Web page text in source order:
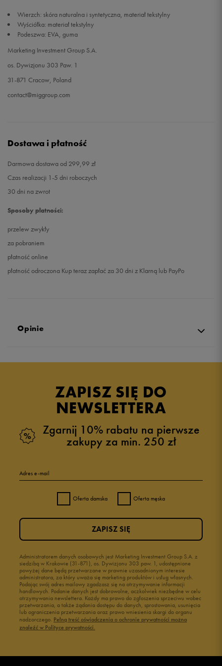
Wierzch: skóra naturalna i syntetyczna, materiał tekstylny
Wyściółka: materiał tekstylny
Podeszwa: EVA, guma
Marketing Investment Group S.A.
os. Dywizjonu 303 Paw. 1
31-871 Cracow, Poland
contact@miggroup.com
Dostawa i płatność
Darmowa dostawa od 299,99 zł
Czas realizacji 1-5 dni roboczych
30 dni na zwrot
Sposoby płatności:
przelew zwykły
za pobraniem
płatność online
płatność odroczona Kup teraz zapłać za 30 dni z Klarną lub PayPo
Opinie
ZAPISZ SIĘ DO
NEWSLETTERA
Zgarnij 10% rabatu na pierwsze
zakupy za min. 250 zł
Adres e-mail
Oferta damska Oferta męska
Administratorem danych osobowych jest Marketing Investment Group S.A. z
siedzibą w Krakowie (31-871), os. Dywizjonu 303 paw. 1, udostępnione
powyżej dane będą przetwarzane w prawnie uzasadnionym interesie
administratora, za który uważa się marketing produktów i usług własnych.
Podając swój adres mailowy zgadzasz się na otrzymywanie informacji
handlowych. Podanie danych jest dobrowolne, aczkolwiek niezbędne w celu
otrzymywania newslettera. Każdy ma prawo do zgłoszenia sprzeciwu wobec
przetwarzania, a także żądania dostępu do danych, sprostowania, usunięcia
lub ograniczenia przetwarzania oraz prawo wniesienia skargi do organu
nadzorczego. Pełną treść oświadczenia o ochronie prywatności można
znaleźć w Polityce prywatności.
ZAPISZ SIĘ